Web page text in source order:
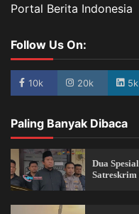
Portal Berita Indonesia
Follow Us On:
10k 20k 5k
Paling Banyak Dibaca
Dua
Satreskrim